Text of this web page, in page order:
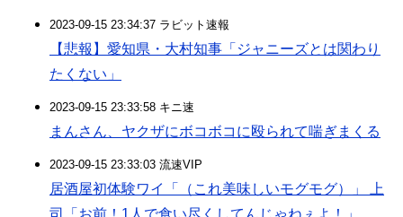
2023-09-15 23:34:37 ラビット速報
【悲報】愛知県・大村知事「ジャニーズとは関わり
たくない」
2023-09-15 23:33:58 キニ速
まんさん、ヤクザにボコボコに殴られて喘ぎまくる
2023-09-15 23:33:03 流速VIP
居酒屋初体験ワイ「（これ美味しいモグモグ）」 上
司「お前！1人で食い尽くしてんじゃねぇよ！」